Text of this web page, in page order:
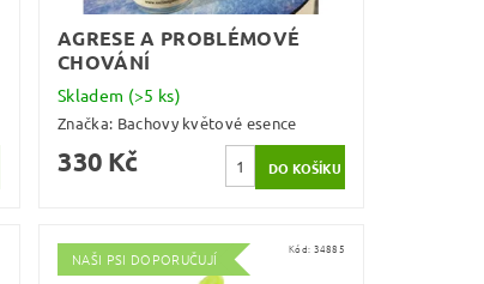
AGRESE A PROBLÉMOVÉ
CHOVÁNÍ
Skladem (>5 ks)
Značka: Bachovy květové esence
330 Kč
NAŠI PSI DOPORUČUJÍ
Kód: 34885